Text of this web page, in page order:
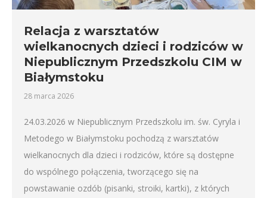
Relacja z warsztatów
wielkanocnych dzieci i rodziców w
Niepublicznym Przedszkolu CIM w
Białymstoku
28 marca 2026
24.03.2026 w Niepublicznym Przedszkolu im. św. Cyryla i
Metodego w Białymstoku pochodzą z warsztatów
wielkanocnych dla dzieci i rodziców, które są dostępne
do wspólnego połączenia, tworzącego się na
powstawanie ozdób (pisanki, stroiki, kartki), z których